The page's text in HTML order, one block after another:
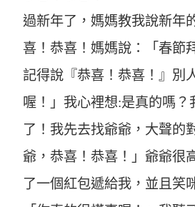
過新年了，媽媽教我說新年
喜！恭喜！媽媽說：「春節
記得說『恭喜！恭喜！』別
喔！」我心裡想:是真的嗎？
了！我先去找爺爺，大聲的
爺，恭喜！恭喜！」爺爺很
了一個紅包遞給我，並且笑